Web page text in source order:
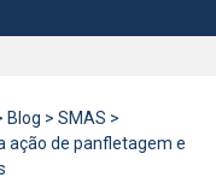
Blog > SMAS >
ação de panfletagem e